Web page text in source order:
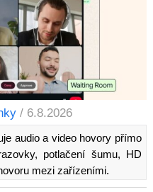
/ 6.8.2026
audio a video hovory přímo
potlačení šumu, HD
mezi zařízeními.